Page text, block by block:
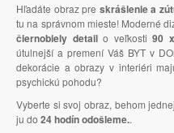
Hľadáte obraz pre skrášlenie a
tu na správnom mieste! Moderné
čiernobiely detailo veľkosti 90
útulnejší a premení Váš BYT v
dekorácie a obrazy v interiéri
psychickú pohodu?
Vyberte si svoj obraz, behom
ju do 24 hodín odošleme..